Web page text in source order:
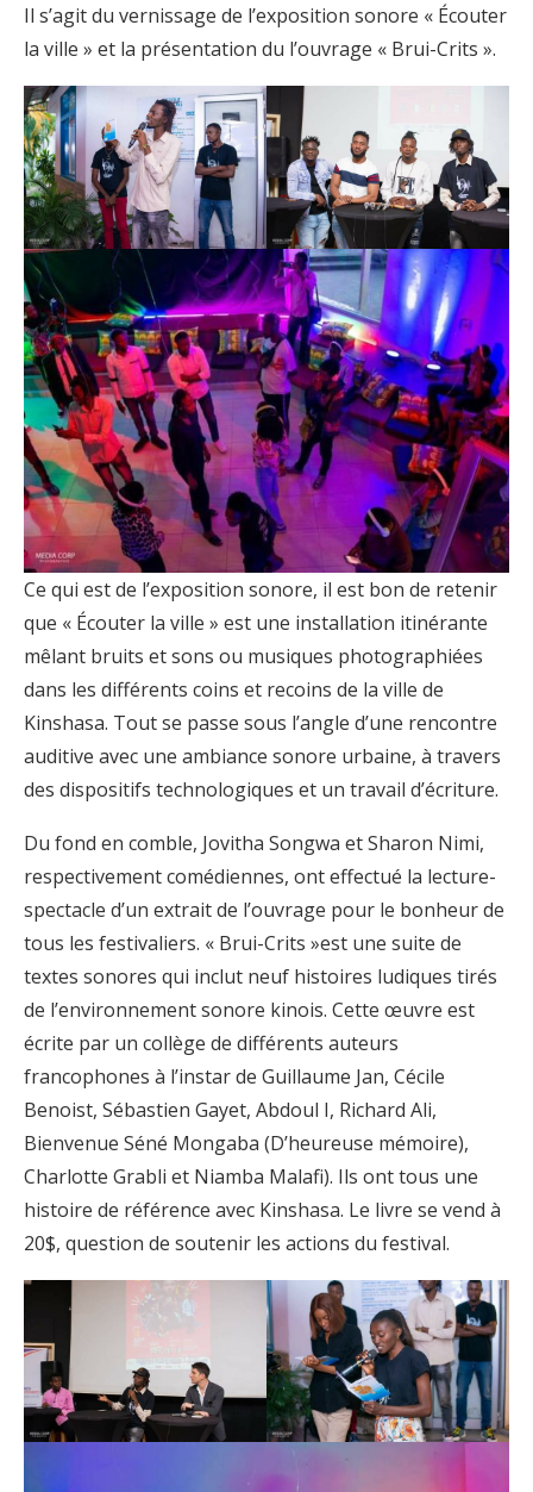
Il s’agit du vernissage de l’exposition sonore « Écouter
la ville » et la présentation du l’ouvrage « Brui-Crits ».
Ce qui est de l’exposition sonore, il est bon de retenir
que « Écouter la ville » est une installation itinérante
mêlant bruits et sons ou musiques photographiées
dans les différents coins et recoins de la ville de
Kinshasa. Tout se passe sous l’angle d’une rencontre
auditive avec une ambiance sonore urbaine, à travers
des dispositifs technologiques et un travail d’écriture.
Du fond en comble, Jovitha Songwa et Sharon Nimi,
respectivement comédiennes, ont effectué la lecture-
spectacle d’un extrait de l’ouvrage pour le bonheur de
tous les festivaliers. « Brui-Crits »est une suite de
textes sonores qui inclut neuf histoires ludiques tirés
de l’environnement sonore kinois. Cette œuvre est
écrite par un collège de différents auteurs
francophones à l’instar de Guillaume Jan, Cécile
Benoist, Sébastien Gayet, Abdoul I, Richard Ali,
Bienvenue Séné Mongaba (D’heureuse mémoire),
Charlotte Grabli et Niamba Malafi). Ils ont tous une
histoire de référence avec Kinshasa. Le livre se vend à
20$, question de soutenir les actions du festival.